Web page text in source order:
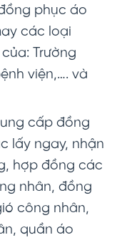
phục áo
các loại
Trường
viện,…. và
cấp đồng
lấy ngay, nhận
hợp đồng các
nhân, đồng
công nhân,
quần áo